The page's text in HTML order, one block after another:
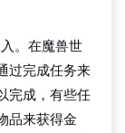
。在魔兽世
过完成任务来
完成，有些任
品来获得金